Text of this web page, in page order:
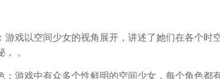
游戏以空间少女的视角展开，讲述了她们在各个时
。
：游戏中有众多个性鲜明的空间少女，每个角色都